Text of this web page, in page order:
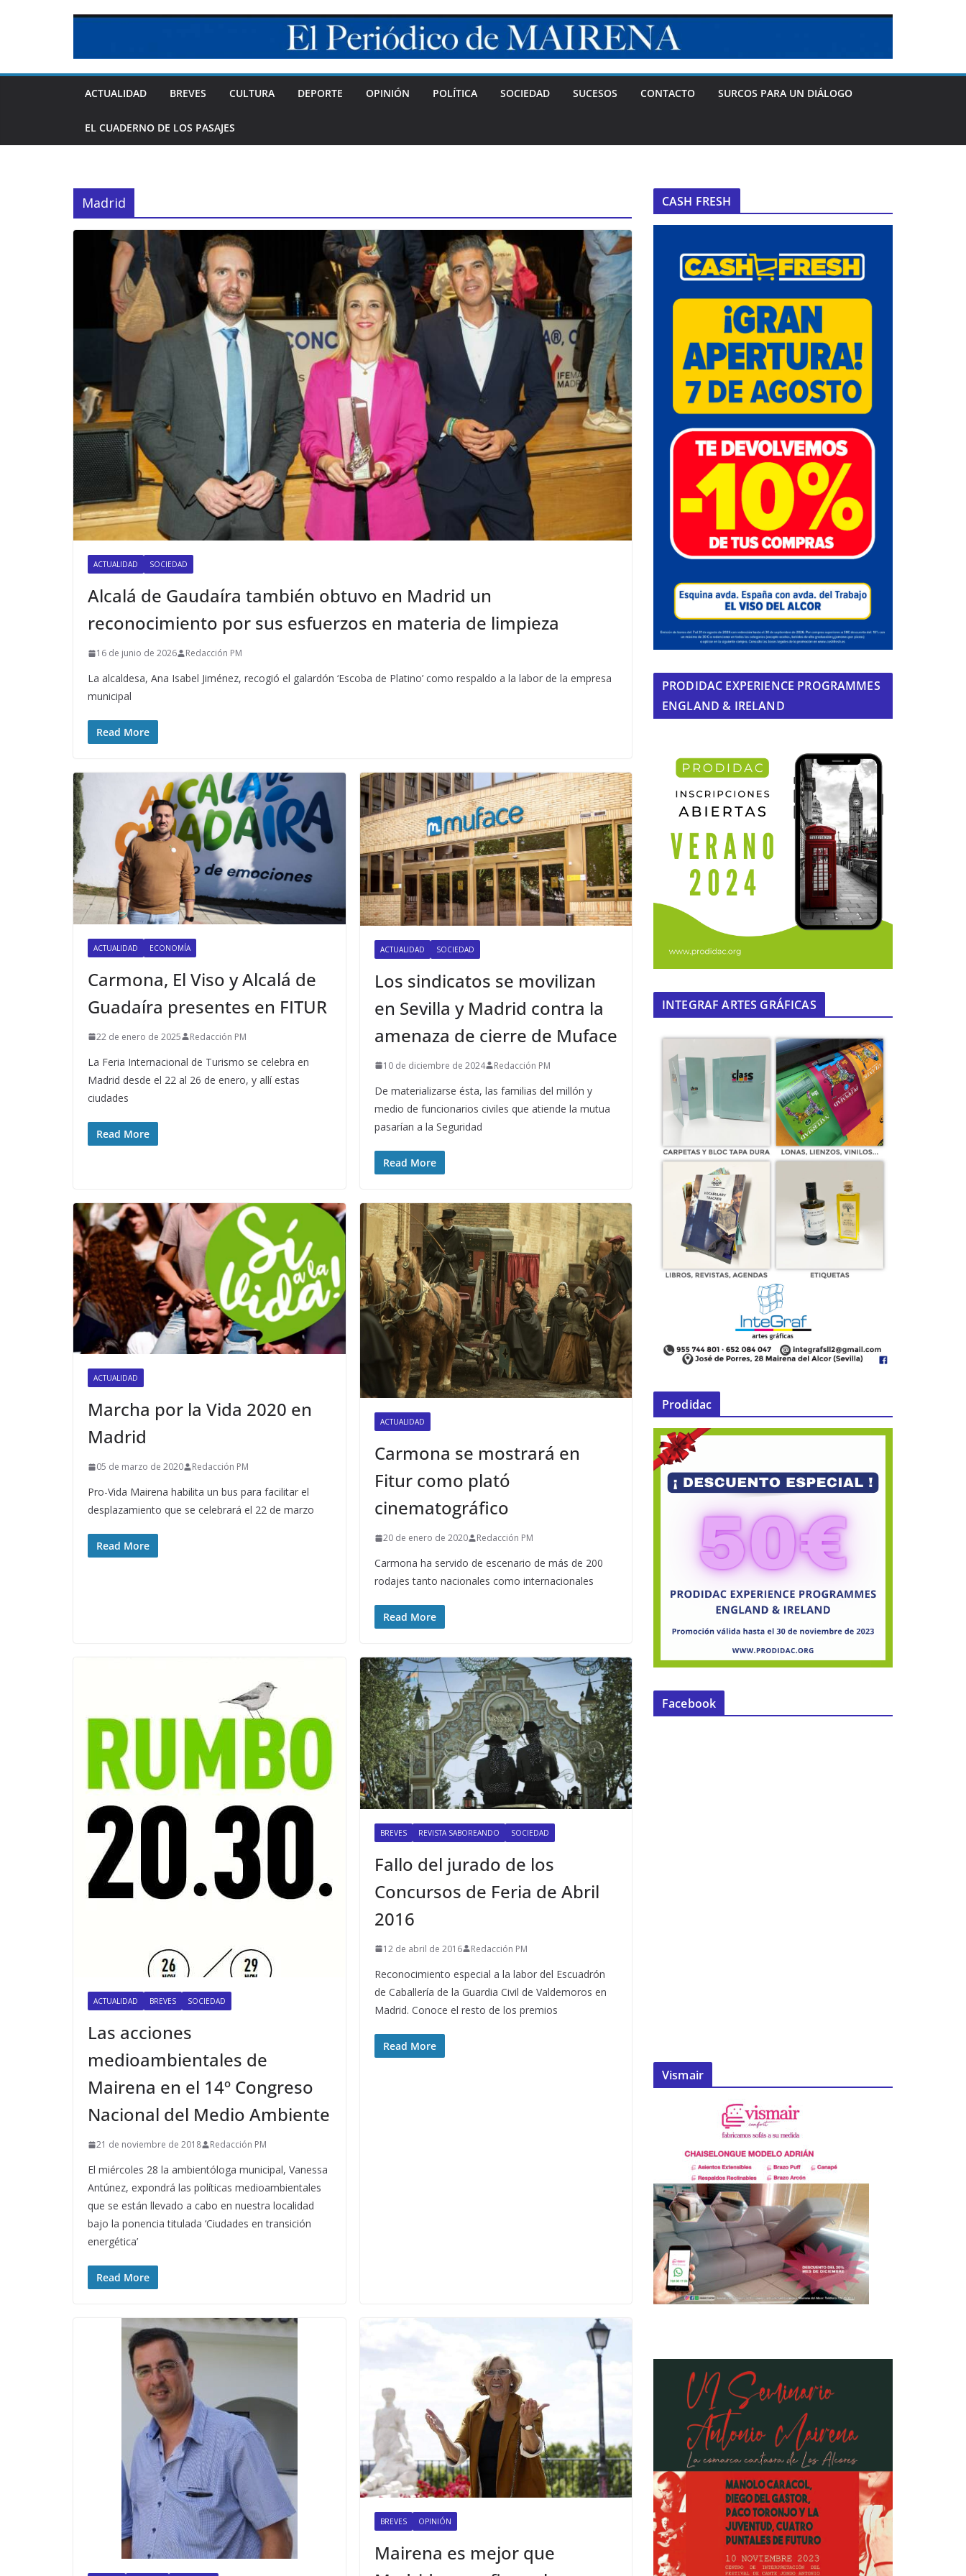
ACTUALIDAD BREVES CULTURA DEPORTE OPINIÓN POLÍTICA SOCIEDAD SUCESOS CONTACTO SURCOS PARA UN DIÁLOGO
EL CUADERNO DE LOS PASAJES
Madrid
ACTUALIDAD SOCIEDAD
Alcalá de Gaudaíra también obtuvo en Madrid un
reconocimiento por sus esfuerzos en materia de limpieza
16 de junio de 2026 Redacción PM
La alcaldesa, Ana Isabel Jiménez, recogió el galardón ‘Escoba de Platino’ como respaldo a la labor de la empresa
municipal
Read More
ACTUALIDAD ECONOMÍA
Carmona, El Viso y Alcalá de
Guadaíra presentes en FITUR
22 de enero de 2025 Redacción PM
La Feria Internacional de Turismo se celebra en
Madrid desde el 22 al 26 de enero, y allí estas
ciudades
Read More
ACTUALIDAD SOCIEDAD
Los sindicatos se movilizan
en Sevilla y Madrid contra la
amenaza de cierre de Muface
10 de diciembre de 2024 Redacción PM
De materializarse ésta, las familias del millón y
medio de funcionarios civiles que atiende la mutua
pasarían a la Seguridad
Read More
ACTUALIDAD
Marcha por la Vida 2020 en
Madrid
05 de marzo de 2020 Redacción PM
Pro-Vida Mairena habilita un bus para facilitar el
desplazamiento que se celebrará el 22 de marzo
Read More
ACTUALIDAD
Carmona se mostrará en
Fitur como plató
cinematográfico
20 de enero de 2020 Redacción PM
Carmona ha servido de escenario de más de 200
rodajes tanto nacionales como internacionales
Read More
ACTUALIDAD BREVES SOCIEDAD
Las acciones
medioambientales de
Mairena en el 14º Congreso
Nacional del Medio Ambiente
21 de noviembre de 2018 Redacción PM
El miércoles 28 la ambientóloga municipal, Vanessa
Antúnez, expondrá las políticas medioambientales
que se están llevado a cabo en nuestra localidad
bajo la ponencia titulada ‘Ciudades en transición
energética’
Read More
BREVES REVISTA SABOREANDO SOCIEDAD
Fallo del jurado de los
Concursos de Feria de Abril
2016
12 de abril de 2016 Redacción PM
Reconocimiento especial a la labor del Escuadrón
de Caballería de la Guardia Civil de Valdemoros en
Madrid. Conoce el resto de los premios
Read More
BREVES OPINIÓN
Mairena es mejor que
CASH FRESH
PRODIDAC EXPERIENCE PROGRAMMES
ENGLAND & IRELAND
INTEGRAF ARTES GRÁFICAS
Prodidac
Facebook
Vismair